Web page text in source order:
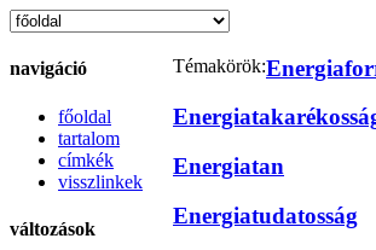
navigáció
főoldal
tartalom
címkék
visszlinkek
változások
Témakörök:
Energiatan
Energiatudatosság